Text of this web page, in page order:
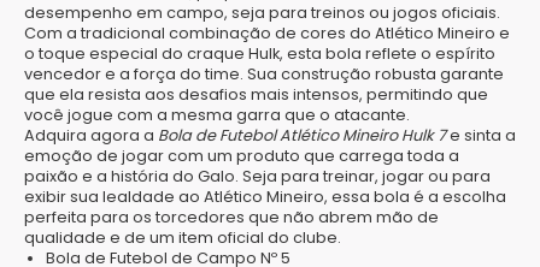
desempenho em campo, seja para treinos ou jogos oficiais.
Com a tradicional combinação de cores do Atlético Mineiro e
o toque especial do craque Hulk, esta bola reflete o espírito
vencedor e a força do time. Sua construção robusta garante
que ela resista aos desafios mais intensos, permitindo que
você jogue com a mesma garra que o atacante.
Adquira agora a Bola de Futebol Atlético Mineiro Hulk 7e sinta a
emoção de jogar com um produto que carrega toda a
paixão e a história do Galo. Seja para treinar, jogar ou para
exibir sua lealdade ao Atlético Mineiro, essa bola é a escolha
perfeita para os torcedores que não abrem mão de
qualidade e de um item oficial do clube.
Bola de Futebol de Campo Nº 5